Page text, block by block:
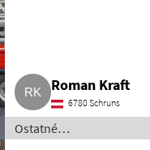
Roman Kraft
6780 Schruns
Ostatné
poľnohospodárske